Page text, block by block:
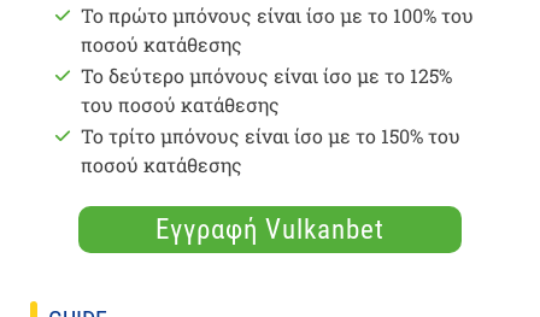
Το πρώτο μπόνους είναι ίσο με το 100% του
ποσού κατάθεσης
Το δεύτερο μπόνους είναι ίσο με το 125%
του ποσού κατάθεσης
Το τρίτο μπόνους είναι ίσο με το 150% του
ποσού κατάθεσης
Εγγραφή Vulkanbet